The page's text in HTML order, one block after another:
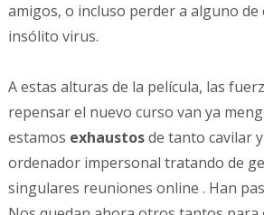
amigos, o incluso perder a alguno de
insólito virus.
A estas alturas de la película, las
repensar el nuevo curso van ya
estamos exhaustosde tanto cavilar
ordenador impersonal tratando de
singulares reuniones online . Han